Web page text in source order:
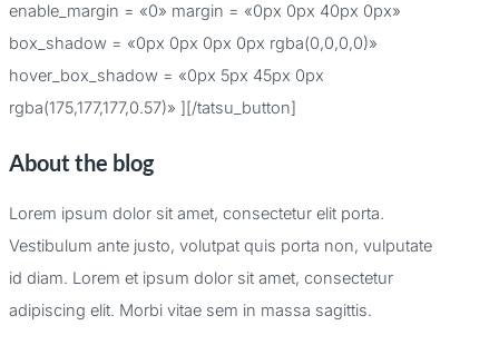
enable_margin = «0» margin = «0px 0px 40px 0px»
box_shadow = «0px 0px 0px 0px rgba(0,0,0,0)»
hover_box_shadow = «0px 5px 45px 0px
rgba(175,177,177,0.57)» ][/tatsu_button]
About the blog
Lorem ipsum dolor sit amet, consectetur elit porta.
Vestibulum ante justo, volutpat quis porta non, vulputate
id diam. Lorem et ipsum dolor sit amet, consectetur
adipiscing elit. Morbi vitae sem in massa sagittis.